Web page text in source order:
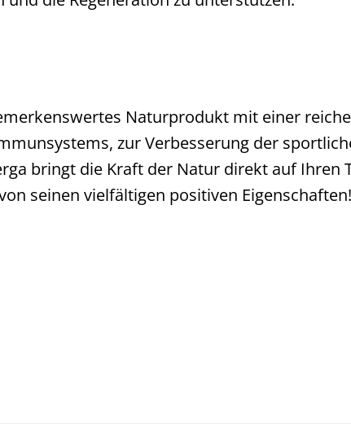
Naturprodukt mit einer
zur Verbesserung der
bringt die Kraft der Natur direkt auf
seinen vielfältigen positiven Eigenschaften!